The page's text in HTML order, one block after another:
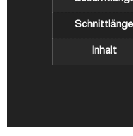
Schnittlänge
Inhalt